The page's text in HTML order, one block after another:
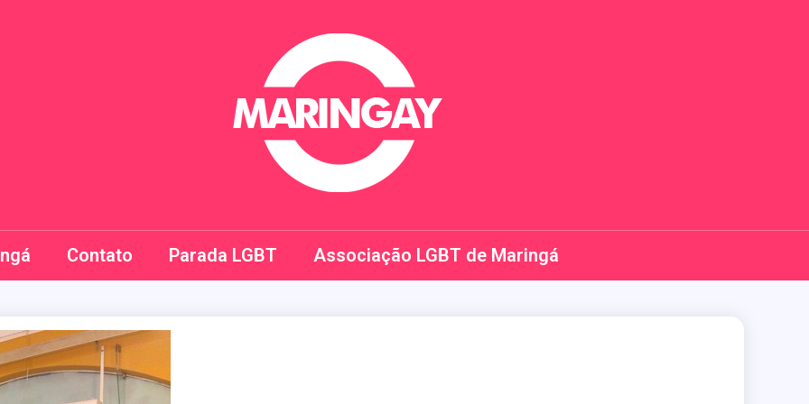
Maringay
Contato Parada LGBT Associação LGBT de Maringá